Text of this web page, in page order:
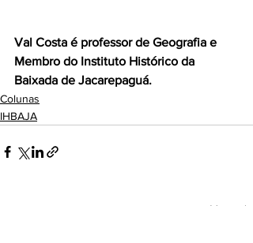
Val Costa é professor de Geografia e
Membro do Instituto Histórico da
Baixada de Jacarepaguá.
Colunas
IHBAJA
Ver tudo